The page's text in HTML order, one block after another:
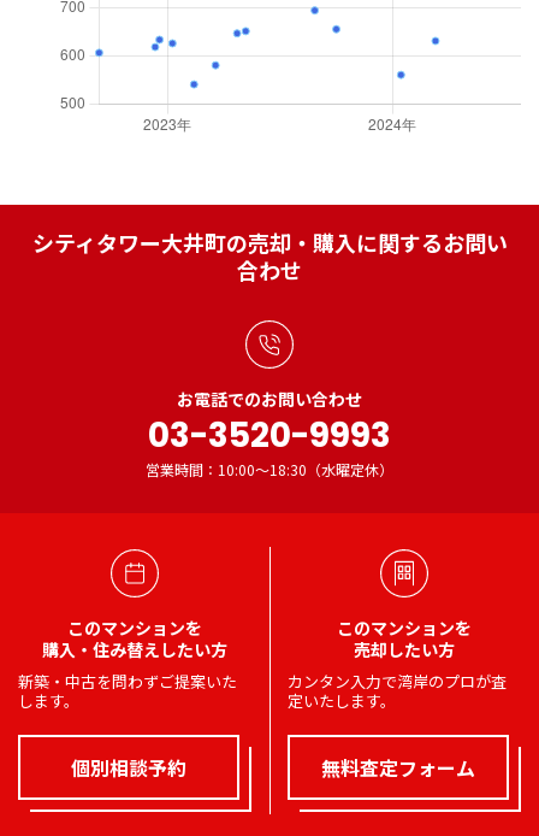
シティタワー大井町の売却・購入に関するお問い
合わせ
お電話でのお問い合わせ
03-3520-9993
営業時間：10:00～18:30（水曜定休）
このマンションを
購入・住み替えしたい方
新築・中古を問わずご提案いた
します。
個別相談予約
このマンションを
売却したい方
カンタン入力で湾岸のプロが査
定いたします。
無料査定フォーム